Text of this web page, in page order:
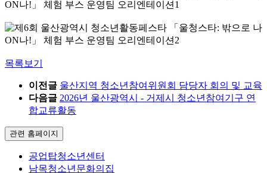
목록보기
이전글 울산지역 청소년참여위원회 담당자 회의 및 교육
다음글 2026년 울산광역시 - 거제시 청소년참여기구 연
합교류활동
관련 홈페이지
공업탑청소년센터
남목청소년문화의집